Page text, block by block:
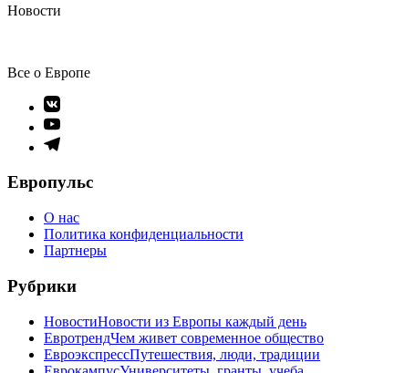
Новости
Все о Европе
Элемент
меню
Элемент
меню
Элемент
Европульс
О нас
Политика конфиденциальности
Партнеры
Рубрики
НовостиНовости из Европы каждый день
ЕвротрендЧем живет современное общество
ЕвроэкспрессПутешествия, люди, традиции